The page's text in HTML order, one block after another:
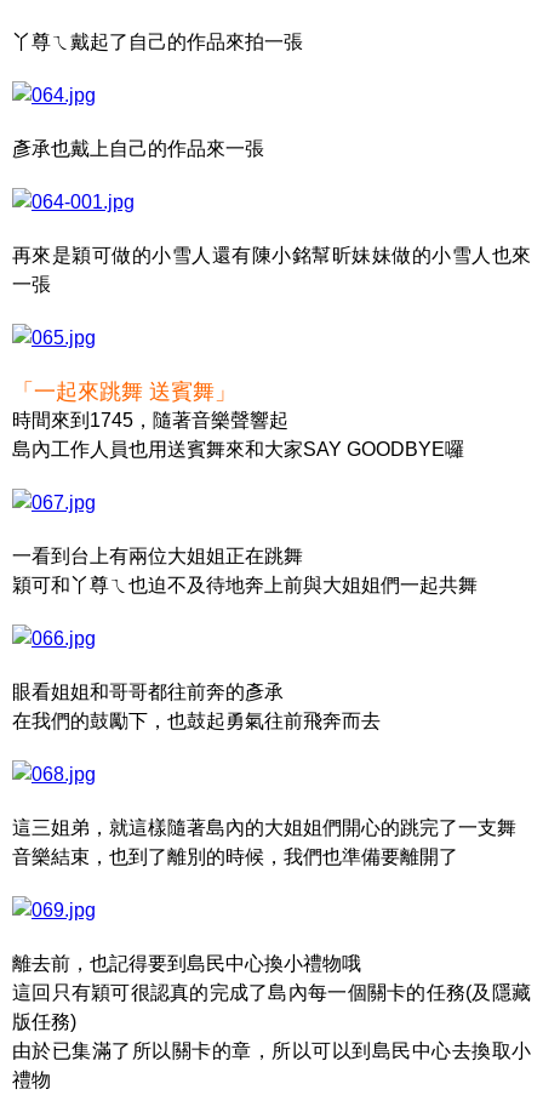
丫尊ㄟ戴起了自己的作品來拍一張
彥承也戴上自己的作品來一張
再來是穎可做的小雪人還有陳小銘幫昕妹妹做的小雪人也來
一張
「一起來跳舞 送賓舞」
時間來到1745，隨著音樂聲響起
島內工作人員也用送賓舞來和大家SAY GOODBYE囉
一看到台上有兩位大姐姐正在跳舞
穎可和丫尊ㄟ也迫不及待地奔上前與大姐姐們一起共舞
眼看姐姐和哥哥都往前奔的彥承
在我們的鼓勵下，也鼓起勇氣往前飛奔而去
這三姐弟，就這樣隨著島內的大姐姐們開心的跳完了一支舞
音樂結束，也到了離別的時候，我們也準備要離開了
離去前，也記得要到島民中心換小禮物哦
這回只有穎可很認真的完成了島內每一個關卡的任務(及隱藏
版任務)
由於已集滿了所以關卡的章，所以可以到島民中心去換取小
禮物